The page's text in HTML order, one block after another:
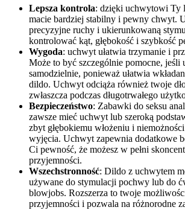
Lepsza kontrola: dzięki uchwytowi Ty
macie bardziej stabilny i pewny chwyt.
precyzyjne ruchy i ukierunkowaną
kontrolować kąt, głębokość i szybkość
Wygoda: uchwyt ułatwia trzymanie i
Może to być szczególnie pomocne, jeśli
samodzielnie, ponieważ ułatwia
dildo. Uchwyt odciąża również twoje
zwłaszcza podczas długotrwałego
Bezpieczeństwo: Zabawki do seksu
zawsze mieć uchwyt lub szeroką
zbyt głębokiemu włożeniu i
wyjęcia. Uchwyt zapewnia dodatkowe
Ci pewność, że możesz w pełni
przyjemności.
Wszechstronność: Dildo z uchwytem
używane do stymulacji pochwy lub do
blowjobs. Rozszerza to twoje
przyjemności i pozwala na różnorodne